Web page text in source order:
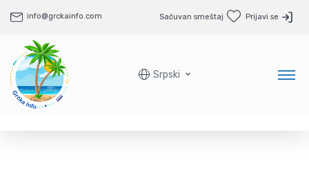
info@grckainfo.com Sačuvan smeštaj Prijavi se
Srpski